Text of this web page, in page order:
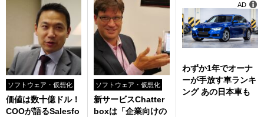
ソフトウェア・仮想化
価値は数十億ドル！
COOが語るSalesfo
ソフトウェア・仮想化
新サービスChatter
boxは「企業向けの
わずか1年でオーナ
ーが手放す車ランキ
ング あの日本車も
AD